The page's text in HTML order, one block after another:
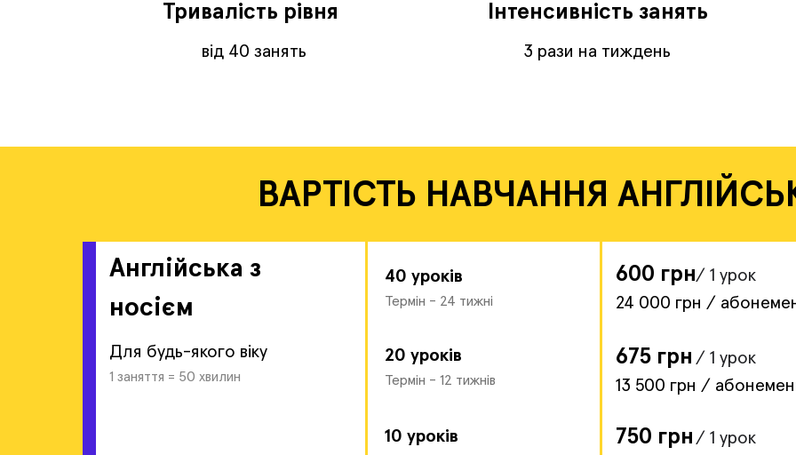
Тривалість рівня
від 40 занять
Інтенсивність занять
3 рази на тиждень
ВАРТІСТЬ НАВЧАННЯ
Англійська з
носієм
Для будь-якого віку
10 уроків / 1 урок
750 грн
Термін - 24 тижні
40 уроків
Термін - 12 тижнів
20 уроків
13 500 грн /
/ 1 урок
675 грн
24 000 грн /
/ 1 урок
600 грн
1 заняття = 50 хвилин